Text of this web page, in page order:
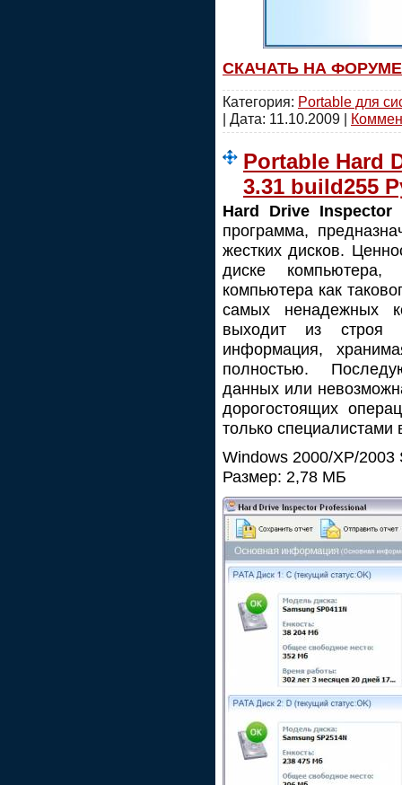
СКАЧАТЬ НА ФОРУМЕ
Категория: Portable для
| Дата: 11.10.2009 |
Portable Hard
3.31 build255
Hard Drive Inspector
программа,
жестких дисков.
диске компьютера,
компьютера как
самых ненадежных
выходит из строя
информация,
полностью.
данных или
дорогостоящих
только специалистами
Windows 2000/XP/2003
Размер: 2,78 МБ